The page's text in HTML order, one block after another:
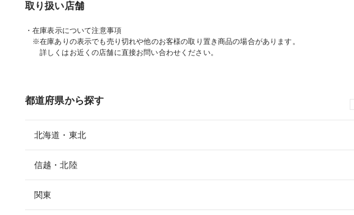
取り扱い店舗
・在庫表示について注意事項
※在庫ありの表示でも売り切れや他のお客様の取り置き商品の場合があります。
詳しくはお近くの店舗に直接お問い合わせください。
都道府県から探す
北海道・東北
信越・北陸
関東